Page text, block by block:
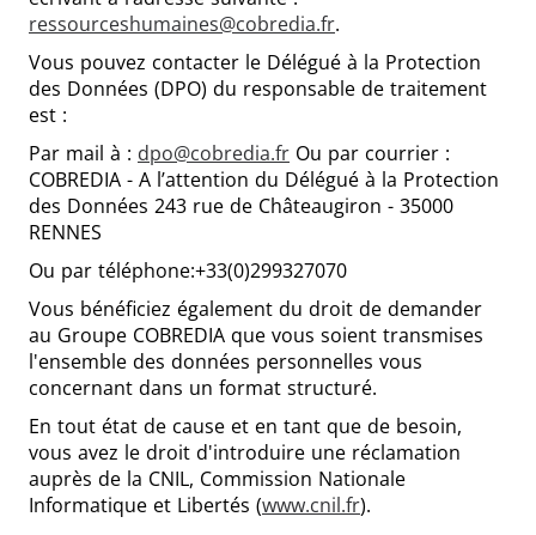
ressourceshumaines@cobredia.fr.
Vous pouvez contacter le Délégué à la Protection
des Données (DPO) du responsable de traitement
est :
Par mail à : dpo@cobredia.fr Ou par courrier :
COBREDIA - A l’attention du Délégué à la Protection
des Données 243 rue de Châteaugiron - 35000
RENNES
Ou par téléphone:+33(0)299327070
Vous bénéficiez également du droit de demander
au Groupe COBREDIA que vous soient transmises
l'ensemble des données personnelles vous
concernant dans un format structuré.
En tout état de cause et en tant que de besoin,
vous avez le droit d'introduire une réclamation
auprès de la CNIL, Commission Nationale
Informatique et Libertés (www.cnil.fr).